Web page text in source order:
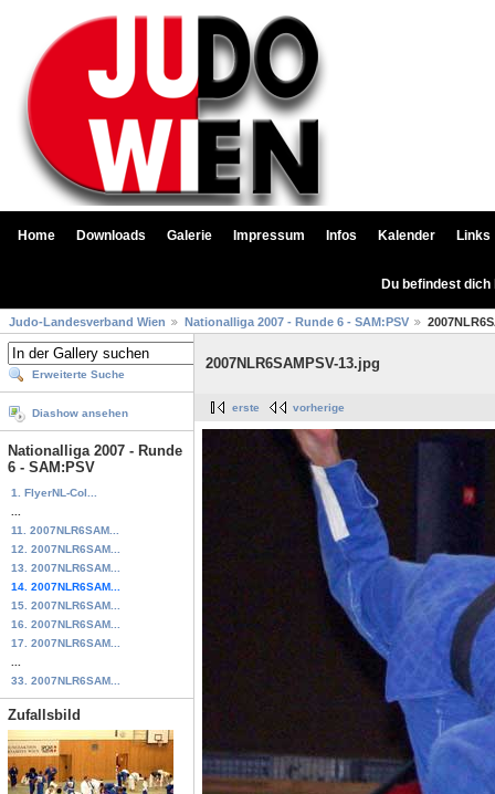
Home Downloads Galerie Impressum Infos Kalender Links
Du befindest
Judo-Landesverband Wien Nationalliga 2007 - Runde 6 - SAM:PSV
Erweiterte Suche
Diashow ansehen
Nationalliga 2007 - Runde
6 - SAM:PSV
1. FlyerNL-Col...
11. 2007NLR6SAM...
12. 2007NLR6SAM...
13. 2007NLR6SAM...
14. 2007NLR6SAM...
15. 2007NLR6SAM...
16. 2007NLR6SAM...
17. 2007NLR6SAM...
33. 2007NLR6SAM...
Zufallsbild
2007NLR6SAMPSV-13.jpg
erste vorherige